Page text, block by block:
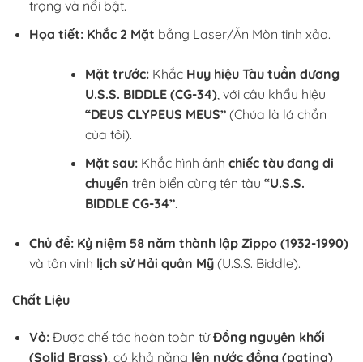
trọng và nổi bật.
Họa tiết: Khắc 2 Mặt bằng Laser/Ăn Mòn tinh xảo.
Mặt trước:Khắc Huy hiệu Tàu tuần dương
U.S.S. BIDDLE (CG-34), với câu khẩu hiệu
“DEUS CLYPEUS MEUS”(Chúa là lá chắn
của tôi).
Mặt sau:Khắc hình ảnh chiếc tàu đang di
chuyển trên biển cùng tên tàu “U.S.S.
BIDDLE CG-34”.
Chủ đề: Kỷ niệm 58 năm thành lập Zippo (1932-1990)
và tôn vinh lịch sử Hải quân Mỹ(U.S.S. Biddle).
Chất Liệu
Vỏ:Được chế tác hoàn toàn từĐồng nguyên khối
(Solid Brass), có khả năng lên nước đồng (patina)